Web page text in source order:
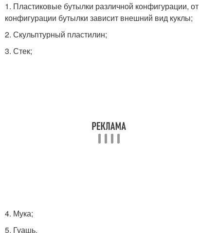
1. Пластиковые бутылки различной конфигурации, от
конфигурации бутылки зависит внешний вид куклы;
2. Скульптурный пластилин;
3. Стек;
4. Мука;
5. Гуашь.